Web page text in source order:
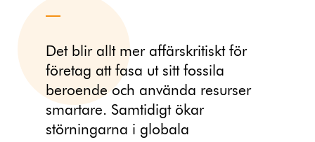
Det blir allt mer affärskritiskt för
företag att fasa ut sitt fossila
beroende och använda resurser
smartare. Samtidigt ökar
störningarna i globala